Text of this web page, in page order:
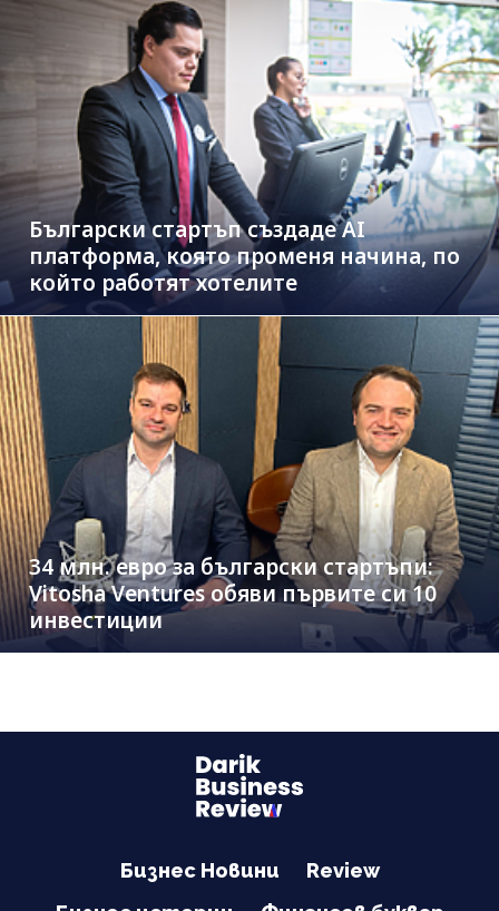
Български стартъп създаде AI
платформа, която променя начина, по
който работят хотелите
34 млн. евро за български стартъпи:
Vitosha Ventures обяви първите си 10
инвестиции
Бизнес Новини
Review